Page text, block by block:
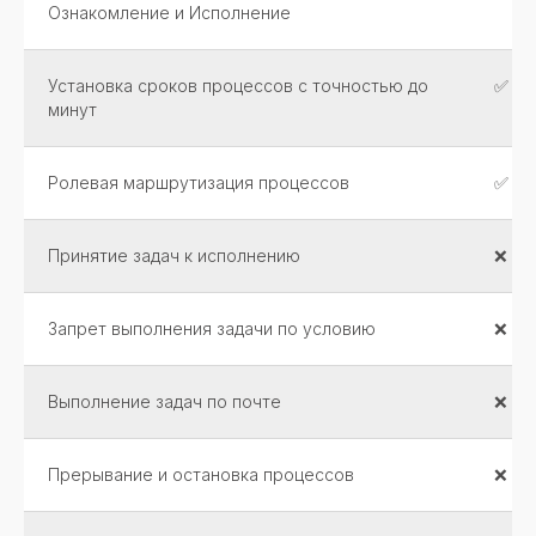
Ознакомление и Исполнение
Установка сроков процессов с точностью до
минут
✅
Ролевая маршрутизация процессов ✅
Принятие задач к исполнению ❌
Запрет выполнения задачи по условию ❌
Выполнение задач по почте ❌
Прерывание и остановка процессов ❌